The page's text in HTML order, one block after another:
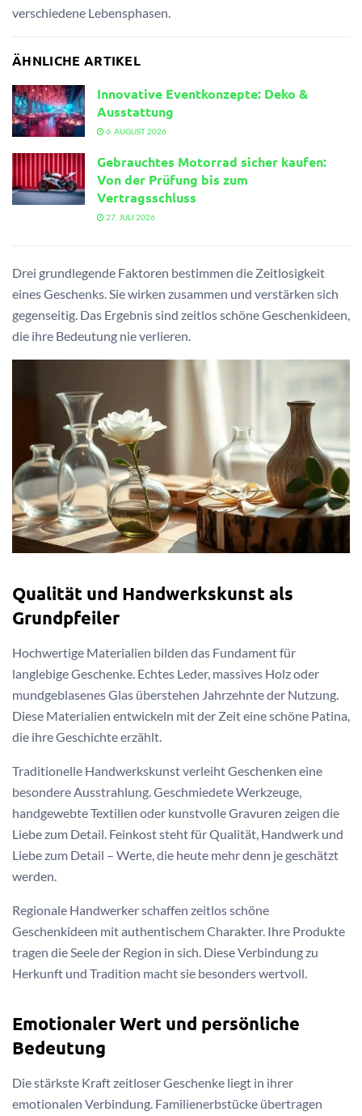
verschiedene Lebensphasen.
ÄHNLICHE ARTIKEL
Innovative Eventkonzepte: Deko &
Ausstattung
6. AUGUST 2026
Gebrauchtes Motorrad sicher kaufen:
Von der Prüfung bis zum
Vertragsschluss
27. JULI 2026
Drei grundlegende Faktoren bestimmen die Zeitlosigkeit
eines Geschenks. Sie wirken zusammen und verstärken sich
gegenseitig. Das Ergebnis sind zeitlos schöne Geschenkideen,
die ihre Bedeutung nie verlieren.
Qualität und Handwerkskunst als
Grundpfeiler
Hochwertige Materialien bilden das Fundament für
langlebige Geschenke. Echtes Leder, massives Holz oder
mundgeblasenes Glas überstehen Jahrzehnte der Nutzung.
Diese Materialien entwickeln mit der Zeit eine schöne Patina,
die ihre Geschichte erzählt.
Traditionelle Handwerkskunst verleiht Geschenken eine
besondere Ausstrahlung. Geschmiedete Werkzeuge,
handgewebte Textilien oder kunstvolle Gravuren zeigen die
Liebe zum Detail. Feinkost steht für Qualität, Handwerk und
Liebe zum Detail – Werte, die heute mehr denn je geschätzt
werden.
Regionale Handwerker schaffen zeitlos schöne
Geschenkideen mit authentischem Charakter. Ihre Produkte
tragen die Seele der Region in sich. Diese Verbindung zu
Herkunft und Tradition macht sie besonders wertvoll.
Emotionaler Wert und persönliche
Bedeutung
Die stärkste Kraft zeitloser Geschenke liegt in ihrer
emotionalen Verbindung. Familienerbstücke übertragen